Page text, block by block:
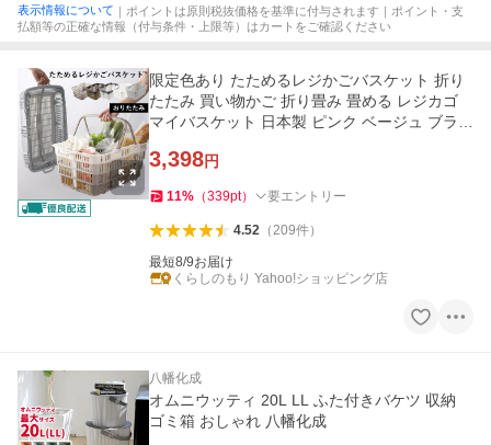
表示情報について ｜ポイントは原則税抜価格を基準に付与されます｜ポイント・支
払額等の正確な情報（付与条件・上限等）はカートをご確認ください
限定色あり たためるレジかごバスケット 折り
たたみ 買い物かご 折り畳み 畳める レジカゴ
マイバスケット 日本製 ピンク ベージュ ブラウ
3,398円
11% （339pt） 要エントリー
4.52（209件）
最短8/9お届け
くらしのもり Yahoo!ショッピング店
八幡化成
オムニウッティ 20L LL ふた付きバケツ 収納
ゴミ箱 おしゃれ 八幡化成